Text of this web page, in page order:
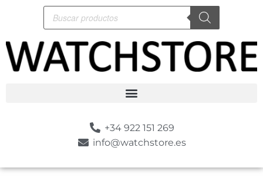
+34 922 151 269
info@watchstore.es